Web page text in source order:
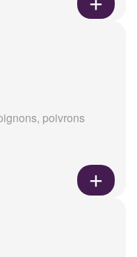
poivrons